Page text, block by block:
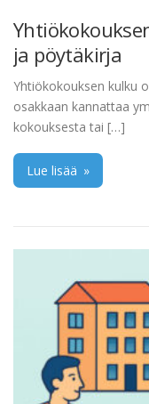
ja pöytäkirja
Yhtiökokouksen kulku
osakkaan kannattaa
kokouksesta tai […]
Lue lisää »